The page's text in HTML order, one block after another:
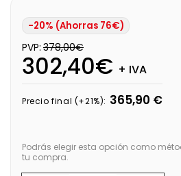
-20% (Ahorras 76€)
PVP: 378,00€
302,40€ + IVA
Precio final (+21%): 365,90 €
Podrás elegir esta opción como
tu compra.